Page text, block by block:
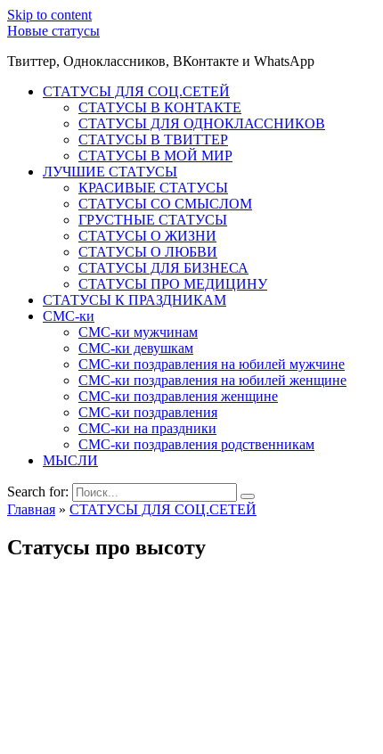
Skip to content
Новые статусы
Твиттер, Одноклассников, ВКонтакте и WhatsApp
СТАТУСЫ ДЛЯ СОЦ.СЕТЕЙ
СТАТУСЫ В КОНТАКТЕ
СТАТУСЫ ДЛЯ ОДНОКЛАССНИКОВ
СТАТУСЫ В ТВИТТЕР
СТАТУСЫ В МОЙ МИР
ЛУЧШИЕ СТАТУСЫ
КРАСИВЫЕ СТАТУСЫ
СТАТУСЫ СО СМЫСЛОМ
ГРУСТНЫЕ СТАТУСЫ
СТАТУСЫ О ЖИЗНИ
СТАТУСЫ О ЛЮБВИ
СТАТУСЫ ДЛЯ БИЗНЕСА
СТАТУСЫ ПРО МЕДИЦИНУ
СТАТУСЫ К ПРАЗДНИКАМ
СМС-ки
СМС-ки мужчинам
СМС-ки девушкам
СМС-ки поздравления на юбилей мужчине
СМС-ки поздравления на юбилей женщине
СМС-ки поздравления женщине
СМС-ки поздравления
СМС-ки на праздники
СМС-ки поздравления родственникам
МЫСЛИ
Search for:
Главная » СТАТУСЫ ДЛЯ СОЦ.СЕТЕЙ
Статусы про высоту